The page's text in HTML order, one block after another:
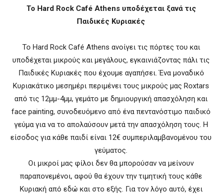
To Hard Rock Café Athens υποδέχεται ξανά τις
Παιδικές Κυριακές
To Hard Rock Café Athens ανοίγει τις πόρτες του και
υποδέχεται μικρούς και μεγάλους, εγκαινιάζοντας πάλι τις
Παιδικές Κυριακές που έχουμε αγαπήσει. Ένα μοναδικό
Κυριακάτικο μεσημέρι περιμένει τους μικρούς μας Roxtars
από τις 12μμ-4μμ, γεμάτο με δημιουργική απασχόληση και
face painting, συνοδευόμενο από ένα πεντανόστιμο παιδικό
γεύμα για να το απολαύσουν μετά την απασχόληση τους. Η
είσοδος για κάθε παιδί είναι 12€ συμπεριλαμβανομένου του
γεύματος.
Οι μικροί μας φίλοι δεν θα μπορούσαν να μείνουν
παραπονεμένοι, αφού θα έχουν την τιμητική τους κάθε
Κυριακή από εδώ και στο εξής. Για τον λόγο αυτό, έχει